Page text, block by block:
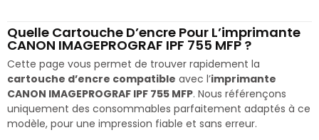
Quelle Cartouche D’encre Pour L’imprimante
CANON IMAGEPROGRAF IPF 755 MFP ?
Cette page vous permet de trouver rapidement la
cartouche d’encre compatible avec l’imprimante
CANON IMAGEPROGRAF IPF 755 MFP. Nous référençons
uniquement des consommables parfaitement adaptés à ce
modèle, pour une impression fiable et sans erreur.